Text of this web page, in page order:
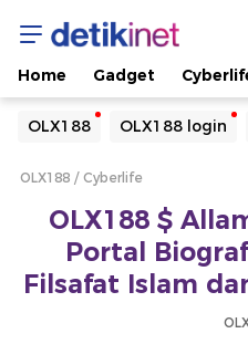
Home Gadget
OLX188 OLX188 login
Yang sedang ramai dicari
Loading...
Loading...
OLX188 Cyberlife
OLX188 $
Portal
Filsafat Islam